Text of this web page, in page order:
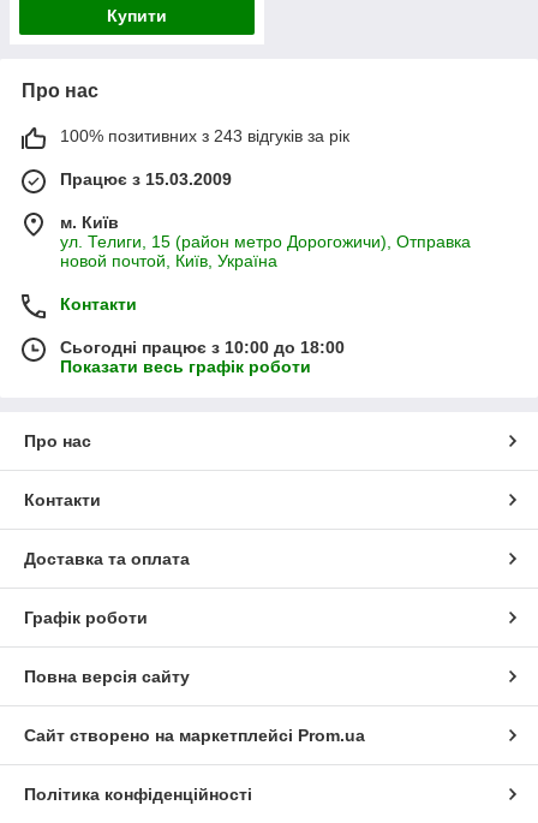
Купити
Про нас
100% позитивних з 243 відгуків за рік
Працює з 15.03.2009
м. Київ
ул. Телиги, 15 (район метро Дорогожичи), Отправка
новой почтой, Київ, Україна
Контакти
Сьогодні працює з 10:00 до 18:00
Показати весь графік роботи
Про нас
Контакти
Доставка та оплата
Графік роботи
Повна версія сайту
Сайт створено на маркетплейсі Prom.ua
Політика конфіденційності